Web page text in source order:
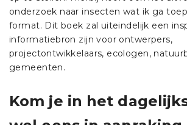
onderzoek naar insecten wat ik ga
format. Dit boek zal uiteindelijk een
informatiebron zijn voor ontwerpers,
projectontwikkelaars, ecologen,
gemeenten.
Kom je in het